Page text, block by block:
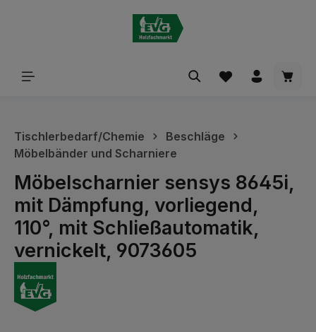
Tischlerbedarf/Chemie
Beschläge
Möbelbänder und Scharniere
Möbelscharnier sensys 8645i,
mit Dämpfung, vorliegend,
110°, mit Schließautomatik,
vernickelt, 9073605